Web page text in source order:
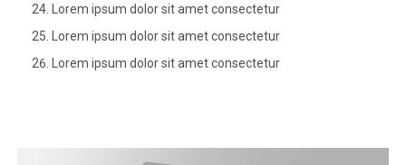
Lorem ipsum dolor sit amet consectetur
Lorem ipsum dolor sit amet consectetur
Lorem ipsum dolor sit amet consectetur